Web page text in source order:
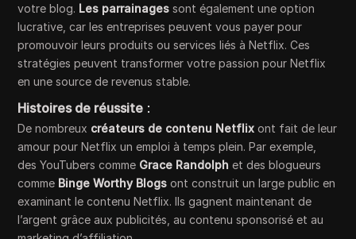
votre blog. Les parrainages sont également une option
lucrative, car les entreprises peuvent vous payer pour
promouvoir leurs produits ou services liés à Netflix. Ces
stratégies peuvent transformer votre passion pour Netflix
en une source de revenus stable.
Histoires de réussite :
De nombreux créateurs de contenu Netflix ont fait de leur
amour pour Netflix un emploi à temps plein. Par exemple,
des YouTubers comme Grace Randolph et des blogueurs
comme Binge Worthy Blogs ont construit un large public en
examinant le contenu Netflix. Ils gagnent maintenant de
l’argent grâce aux publicités, au contenu sponsorisé et au